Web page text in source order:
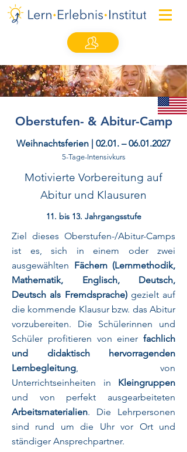
Oberstufen- & Abitur-Camp
Weihnachtsferien | 02.01. –06.01.2027
5-Tage-Intensivkurs
Motivierte Vorbereitung auf
Abitur und Klausuren
11. bis 13. Jahrgangsstufe
Ziel dieses Oberstufen-/Abitur-Camps
ist es, sich in einem oder zwei
ausgewählten Fächern (Lernmethodik,
Mathematik, Englisch, Deutsch,
Deutsch als Fremdsprache)gezielt auf
die kommende Klausur bzw. das Abitur
vorzubereiten. Die Schülerinnen und
Schüler profitieren von einer fachlich
und didaktisch hervorragenden
Lernbegleitung, von
Unterrichtseinheiten in Kleingruppen
und von perfekt ausgearbeiteten
Arbeitsmaterialien. Die Lehrpersonen
sind rund um die Uhr vor Ort und
ständiger Ansprechpartner.